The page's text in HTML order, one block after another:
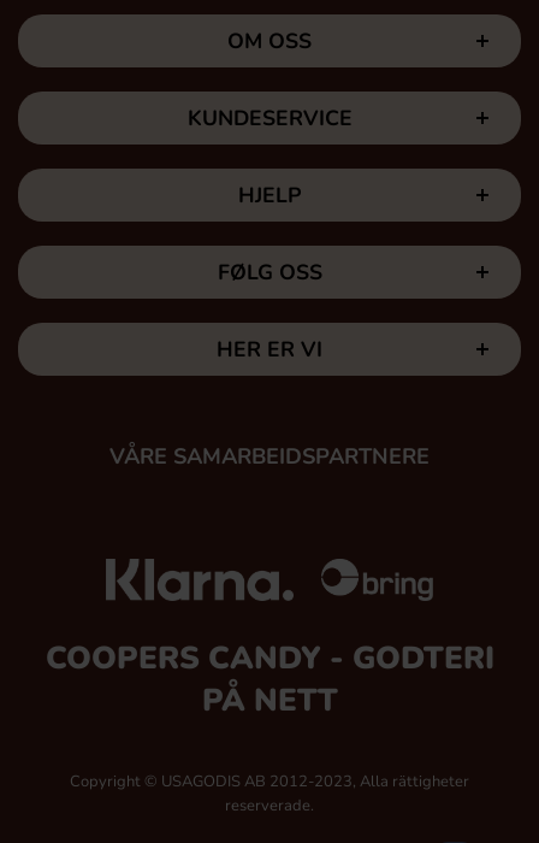
OM OSS
KUNDESERVICE
HJELP
FØLG OSS
HER ER VI
VÅRE SAMARBEIDSPARTNERE
COOPERS CANDY - GODTERI
PÅ NETT
Copyright © USAGODIS AB 2012-2023, Alla rättigheter
reserverade.